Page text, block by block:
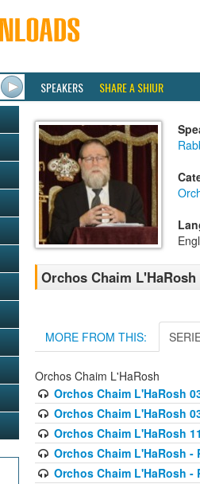
SPEAKERS SHARE A SHIUR
Orchos Chaim
MORE FROM THIS:
Orchos Chaim L'HaRosh
Orchos Chaim L'HaRosh
Orchos Chaim L'HaRosh
Orchos Chaim L'HaRosh
Orchos Chaim L'HaRosh -
Orchos Chaim L'HaRosh -